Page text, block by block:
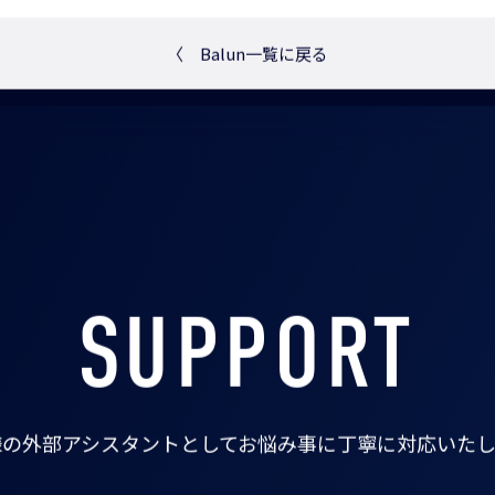
〈 Balun一覧に戻る
SUPPORT
外部アシスタントとしてお悩み事に丁寧に対応いた